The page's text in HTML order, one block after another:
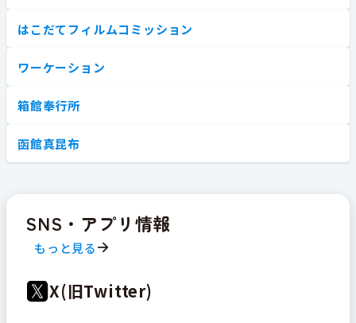
はこだてフィルムコミッション
ワーケーション
箱館奉行所
函館真昆布
SNS・アプリ情報
もっと見る
X(旧Twitter)